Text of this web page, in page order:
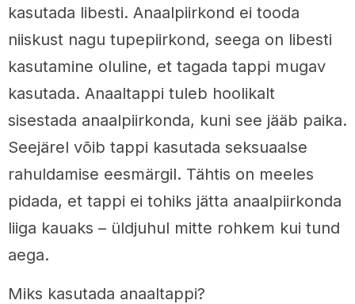
kasutada libesti. Anaalpiirkond ei tooda
niiskust nagu tupepiirkond, seega on libesti
kasutamine oluline, et tagada tappi mugav
kasutada. Anaaltappi tuleb hoolikalt
sisestada anaalpiirkonda, kuni see jääb paika.
Seejärel võib tappi kasutada seksuaalse
rahuldamise eesmärgil. Tähtis on meeles
pidada, et tappi ei tohiks jätta anaalpiirkonda
liiga kauaks – üldjuhul mitte rohkem kui tund
aega.
Miks kasutada anaaltappi?